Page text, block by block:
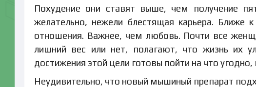
Похудение они ставят выше, чем получение
желательно, нежели блестящая карьера. Ближе
отношения. Важнее, чем любовь. Почти все
лишний вес или нет, полагают, что жизнь их
достижения этой цели готовы пойти на что
Неудивительно, что новый мышиный препарат